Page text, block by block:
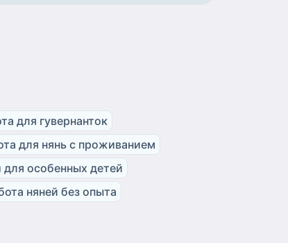
для гувернанток
для нянь с проживанием
для особенных детей
няней без опыта